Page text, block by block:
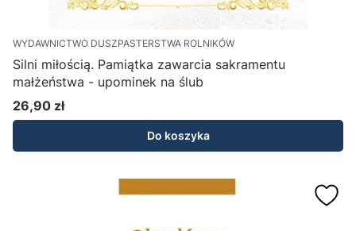
WYDAWNICTWO DUSZPASTERSTWA ROLNIKÓW
Silni miłością. Pamiątka zawarcia sakramentu
małżeństwa - upominek na ślub
Cena
26,90 zł
Do koszyka